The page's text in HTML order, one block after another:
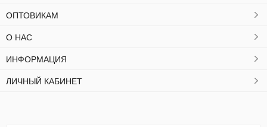
ОПТОВИКАМ
О НАС
ИНФОРМАЦИЯ
ЛИЧНЫЙ КАБИНЕТ